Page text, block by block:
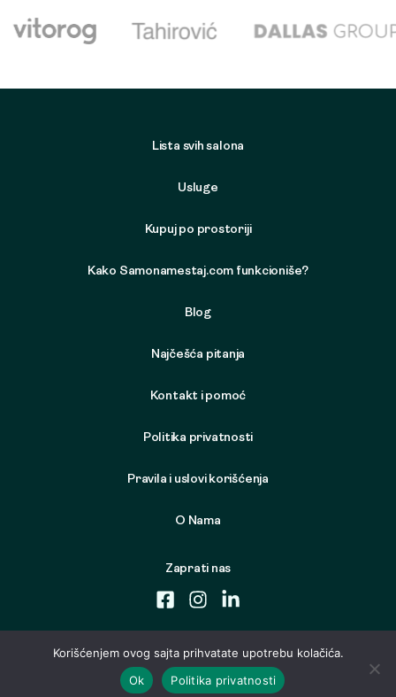
Lista svih salona
Usluge
Kupuj po prostoriji
Kako Samonamestaj.com funkcioniše?
Blog
Najčešća pitanja
Kontakt i pomoć
Politika privatnosti
Pravila i uslovi korišćenja
O Nama
Zaprati nas
© 2026 Samo Nameštaj. Sva prava zadržana. Developed by
Korišćenjem ovog sajta prihvatate upotrebu kolačića.
Ok
Politika privatnosti